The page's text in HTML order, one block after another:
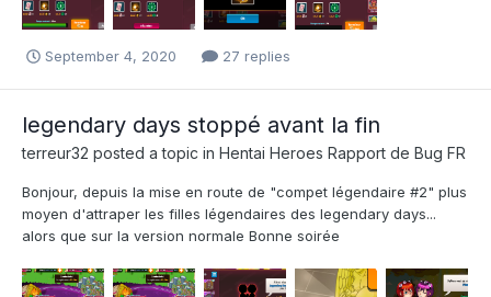
September 4, 2020 27 replies
legendary days stoppé avant la fin
terreur32 posted a topic in Hentai Heroes Rapport de Bug FR
Bonjour, depuis la mise en route de "compet légendaire #2" plus
moyen d'attraper les filles légendaires des legendary days...
alors que sur la version normale Bonne soirée